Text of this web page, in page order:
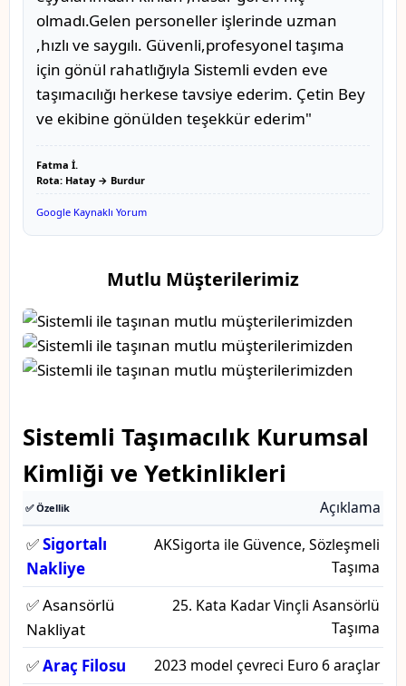
olmadı.Gelen personeller işlerinde uzman
,hızlı ve saygılı. Güvenli,profesyonel taşıma
için gönül rahatlığıyla Sistemli evden eve
taşımacılığı herkese tavsiye ederim. Çetin Bey
ve ekibine gönülden teşekkür ederim"
Fatma İ.
Rota: Hatay → Burdur
Google Kaynaklı Yorum
Mutlu Müşterilerimiz
Sistemli Taşımacılık Kurumsal
Kimliği ve Yetkinlikleri
✅ Özellik Açıklama
✅Sigortalı
Nakliye
AKSigorta ile Güvence, Sözleşmeli
Taşıma
✅ Asansörlü
Nakliyat
25. Kata Kadar Vinçli Asansörlü
Taşıma
✅Araç Filosu 2023 model çevreci Euro 6 araçlar